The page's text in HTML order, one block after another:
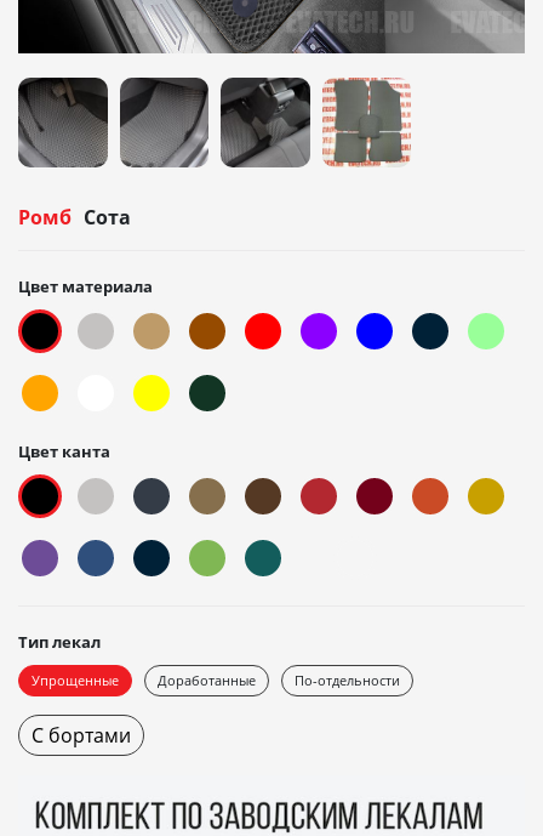
Ромб Сота
Цвет материала
Цвет канта
Тип лекал
Упрощенные Доработанные По-отдельности
С бортами